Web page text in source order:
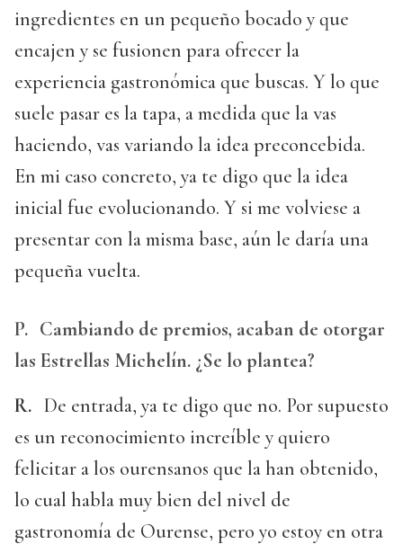
ingredientes en un pequeño bocado y que
encajen y se fusionen para ofrecer la
experiencia gastronómica que buscas. Y lo que
suele pasar es la tapa, a medida que la vas
haciendo, vas variando la idea preconcebida.
En mi caso concreto, ya te digo que la idea
inicial fue evolucionando. Y si me volviese a
presentar con la misma base, aún le daría una
pequeña vuelta.
P. Cambiando de premios, acaban de otorgar
las Estrellas Michelín. ¿Se lo plantea?
R. De entrada, ya te digo que no. Por supuesto
es un reconocimiento increíble y quiero
felicitar a los ourensanos que la han obtenido,
lo cual habla muy bien del nivel de
gastronomía de Ourense, pero yo estoy en otra